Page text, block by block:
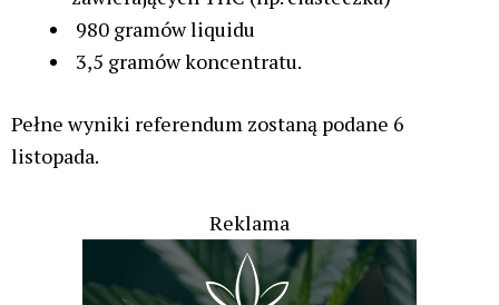
980 gramów liquidu
3,5 gramów koncentratu.
Pełne wyniki referendum zostaną podane 6
listopada.
Reklama